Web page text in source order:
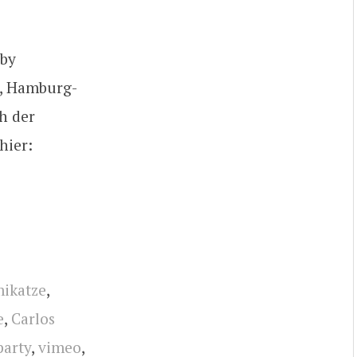
Hamburg-
der
,
, Carlos
, vimeo,